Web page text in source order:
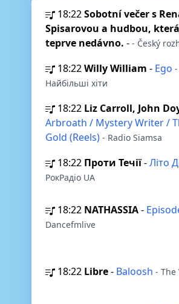
18:22Sobotní večer s
Spisarovou a hudbou,
teprve nedávno. - - Český
18:22Willy William - Ego
Найбільші хіти
18:22 Liz Carroll, John
Arbroath / Mystery Writer /
Gold (Reels) - Radio Siamsa
18:22 Проти Течії-Літо
РокРадіо UA
18:22 NATHASSIA-
Dancefmlive
18:22 Libre- Baloosh - The